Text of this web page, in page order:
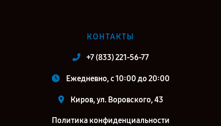
КОНТАКТЫ
+7 (833) 221-56-77
Ежедневно, с 10:00 до 20:00
Киров, ул. Воровского, 43
Политика конфиденциальности